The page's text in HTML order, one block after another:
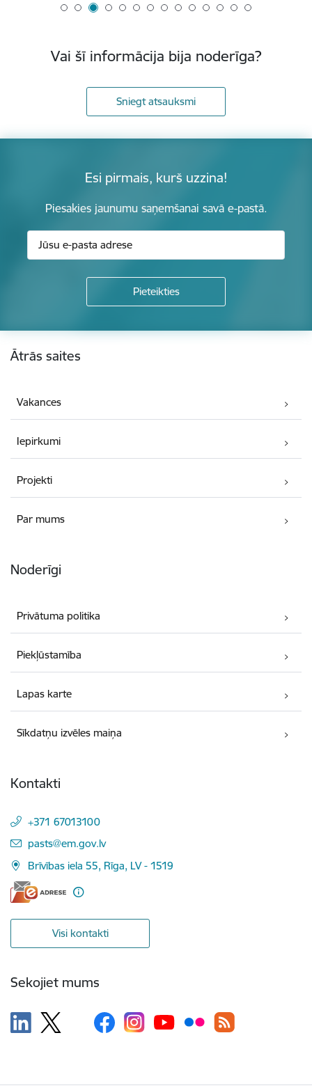
Vai šī informācija bija noderīga?
Sniegt atsauksmi
Esi pirmais, kurš uzzina!
Piesakies jaunumu saņemšanai savā e-pastā.
Kājene
Ātrās saites
Vakances
Iepirkumi
Projekti
Par mums
Noderīgi
Privātuma politika
Piekļūstamība
Lapas karte
Sīkdatņu izvēles maiņa
Kontakti
+371 67013100
E-pasts:
pasts@em.gov.lv
Brīvības iela 55, Rīga, LV - 1519
Visi kontakti
Sekojiet mums